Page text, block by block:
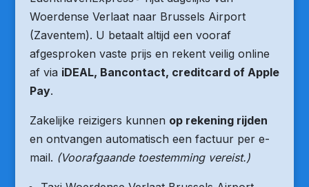
Woerdense Verlaat naar Brussels Airport
(Zaventem). U betaalt altijd een vooraf
afgesproken vaste prijs en rekent veilig online
af via iDEAL, Bancontact, creditcard of Apple
Pay.
Zakelijke reizigers kunnen op rekening rijden
en ontvangen automatisch een factuur per e-
mail. (Voorafgaande toestemming vereist.)